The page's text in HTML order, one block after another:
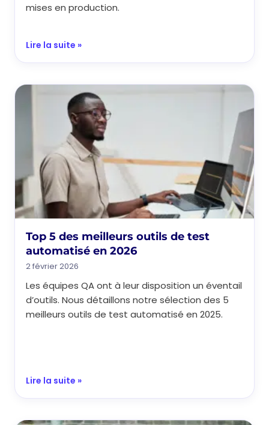
mises en production.
Lire la suite »
Top 5 des meilleurs outils de test
automatisé en 2026
2 février 2026
Les équipes QA ont à leur disposition un éventail
d’outils. Nous détaillons notre sélection des 5
meilleurs outils de test automatisé en 2025.
Lire la suite »